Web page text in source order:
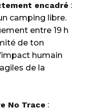
encadré :
camping libre.
entre 19 h
de ton
humain
de la
No Trace :